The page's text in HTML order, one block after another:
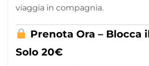
viaggia in compagnia.
Prenota Ora – Blocca
Solo 20€